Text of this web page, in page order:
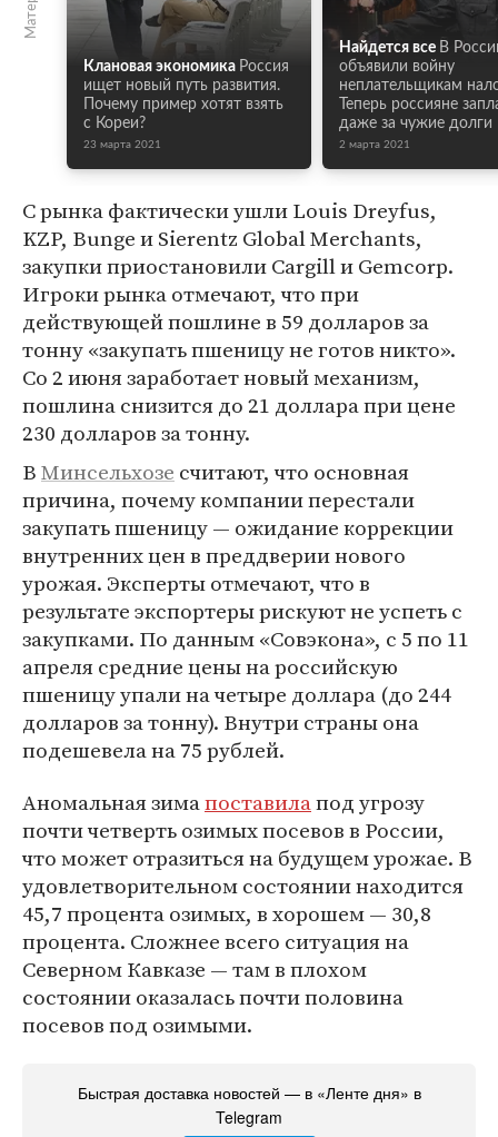
Клановая экономика Россия
ищет новый путь развития.
Почему пример хотят взять
с Кореи?
23 марта 2021
Найдется все В
объявили войну
неплательщикам
Теперь россияне
даже за чужие долги
2 марта 2021
С рынка фактически ушли Louis Dreyfus,
KZP, Bunge и Sierentz Global Merchants,
закупки приостановили Cargill и Gemcorp.
Игроки рынка отмечают, что при
действующей пошлине в 59 долларов за
тонну «закупать пшеницу не готов никто».
Со 2 июня заработает новый механизм,
пошлина снизится до 21 доллара при цене
230 долларов за тонну.
ВМинсельхозе считают, что основная
причина, почему компании перестали
закупать пшеницу — ожидание коррекции
внутренних цен в преддверии нового
урожая. Эксперты отмечают, что в
результате экспортеры рискуют не успеть с
закупками. По данным «Совэкона», с 5 по 11
апреля средние цены на российскую
пшеницу упали на четыре доллара (до 244
долларов за тонну). Внутри страны она
подешевела на 75 рублей.
Аномальная зимапоставилапод угрозу
почти четверть озимых посевов в России,
что может отразиться на будущем урожае. В
удовлетворительном состоянии находится
45,7 процента озимых, в хорошем — 30,8
процента. Сложнее всего ситуация на
Северном Кавказе — там в плохом
состоянии оказалась почти половина
посевов под озимыми.
Быстрая доставка новостей — в «Ленте дня» в
Telegram